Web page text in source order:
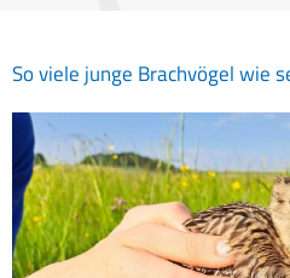
So viele junge Brachvögel wie